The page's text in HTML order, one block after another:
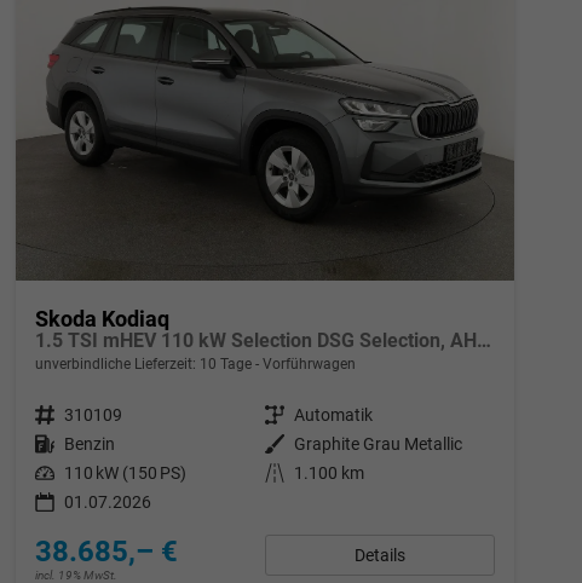
Skoda Kodiaq
1.5 TSI mHEV 110 kW Selection DSG Selection, AHK, Navi, Side, Kamera, Winter, 4 J.- Garantie
unverbindliche Lieferzeit: 10 Tage Vorführwagen
Fahrzeugnr. 310109 Getriebe Automatik
Kraftstoff Benzin Außenfarbe
Graphite Grau Metallic
Leistung 110 kW (150 PS) Kilometerstand
1.100 km
01.07.2026
38.685,– €
incl. 19% MwSt.
Details